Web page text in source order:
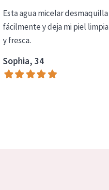
Esta agua micelar desmaquilla
fácilmente y deja mi piel limpia
y fresca.
Sophia, 34